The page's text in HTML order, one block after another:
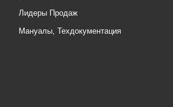
Лидеры Продаж
Мануалы, Техдокументация